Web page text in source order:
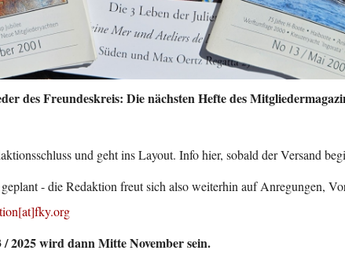
des Freundeskreis: Die nächsten Hefte des
und geht ins Layout. Info hier, sobald der Versand
- die Redaktion freut sich also weiterhin auf Anregungen,
2025 wird dann Mitte November sein.